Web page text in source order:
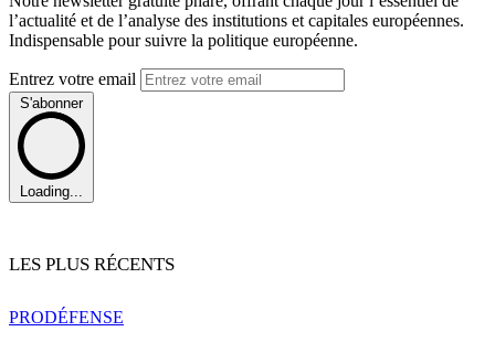
l’actualité et de l’analyse des institutions et capitales européennes.
Indispensable pour suivre la politique européenne.
Entrez votre email
S'abonner
Loading...
LES PLUS RÉCENTS
PRODÉFENSE